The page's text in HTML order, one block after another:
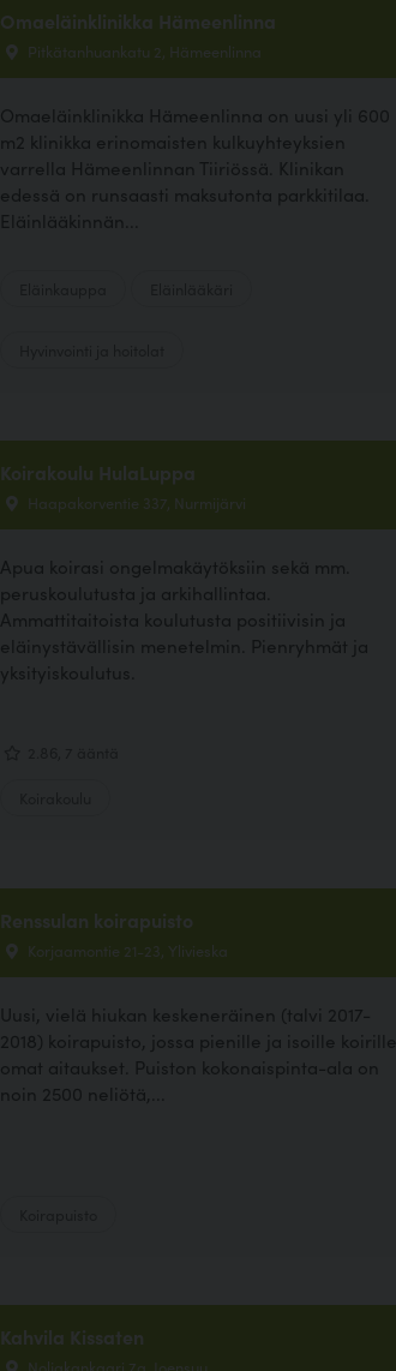
Omaeläinklinikka Hämeenlinna
Pitkätanhuankatu 2, Hämeenlinna
Omaeläinklinikka Hämeenlinna on uusi yli 600
m2 klinikka erinomaisten kulkuyhteyksien
varrella Hämeenlinnan Tiiriössä. Klinikan
edessä on runsaasti maksutonta parkkitilaa.
Eläinlääkinnän...
Koirakoulu HulaLuppa
Haapakorventie 337, Nurmijärvi
Apua koirasi ongelmakäytöksiin sekä mm.
peruskoulutusta ja arkihallintaa.
Ammattitaitoista koulutusta positiivisin ja
eläinystävällisin menetelmin. Pienryhmät ja
yksityiskoulutus.
Renssulan koirapuisto
Korjaamontie 21-23, Ylivieska
Uusi, vielä hiukan keskeneräinen (talvi 2017-
2018) koirapuisto, jossa pienille ja isoille koirille
omat aitaukset. Puiston kokonaispinta-ala on
noin 2500 neliötä,...
Kahvila Kissaten
Noljakankaari 7a, Joensuu